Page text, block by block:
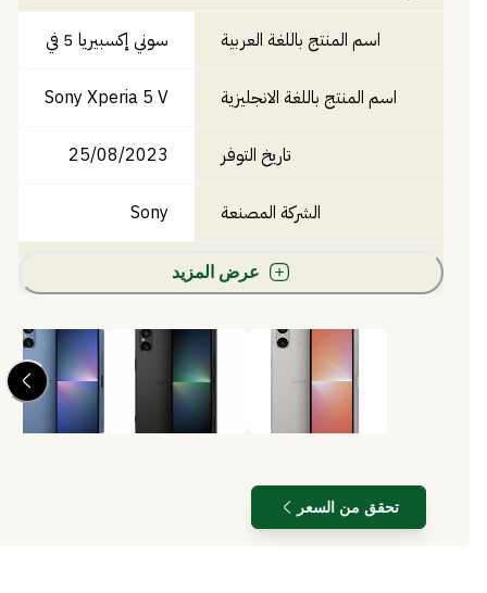
اسم المنتج باللغة العربية سوني إكسبيريا 5 في
اسم المنتج باللغة الانجليزية Sony Xperia 5 V
تاريخ التوفر 25/08/2023
الشركة المصنعة Sony
عرض المزيد
تحقق من السعر